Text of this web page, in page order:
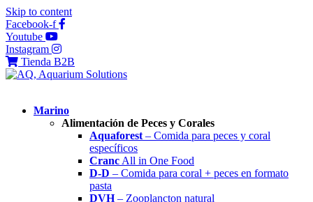
Skip to content
Facebook-f
Youtube
Instagram
Tienda B2B
Marino
Alimentación de Peces y Corales
Aquaforest – Comida para peces y coral
específicos
Cranc All in One Food
D-D – Comida para coral + peces en formato
pasta
DVH– Zooplancton natural